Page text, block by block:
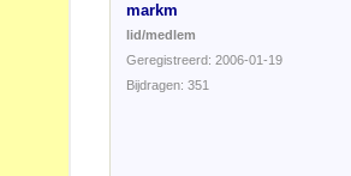
markm
lid/medlem
Geregistreerd: 2006-01-19
Bijdragen: 351